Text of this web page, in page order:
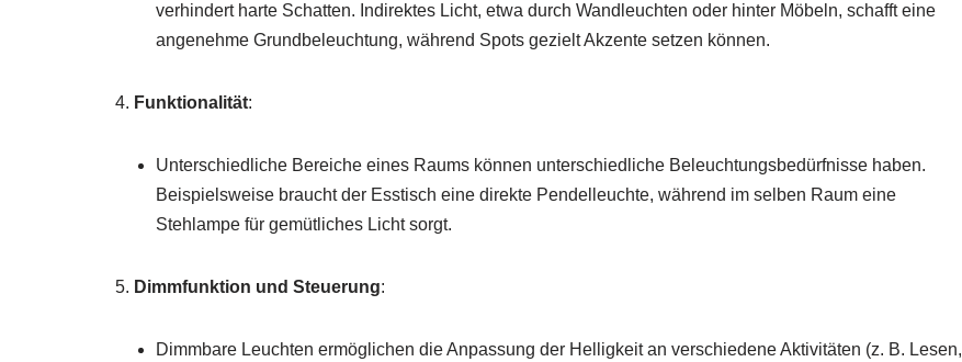
verhindert harte Schatten. Indirektes Licht, etwa durch Wandleuchten oder hinter Möbeln, schafft eine
angenehme Grundbeleuchtung, während Spots gezielt Akzente setzen können.
Funktionalität:
Unterschiedliche Bereiche eines Raums können unterschiedliche Beleuchtungsbedürfnisse haben.
Beispielsweise braucht der Esstisch eine direkte Pendelleuchte, während im selben Raum eine
Stehlampe für gemütliches Licht sorgt.
Dimmfunktion und Steuerung:
Dimmbare Leuchten ermöglichen die Anpassung der Helligkeit an verschiedene Aktivitäten (z. B. Lesen,